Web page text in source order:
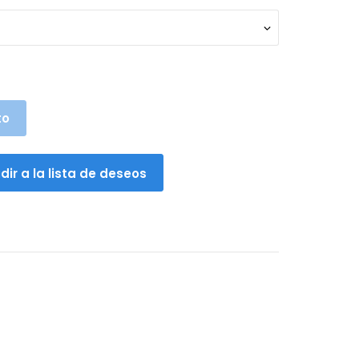
a la lista de deseos